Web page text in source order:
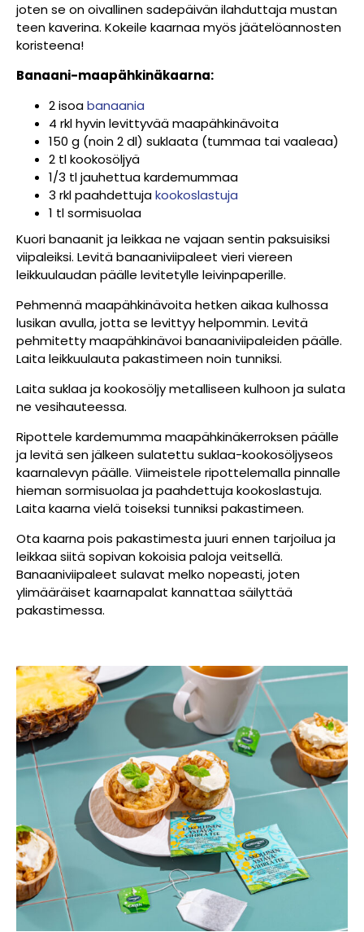
joten se on oivallinen sadepäivän ilahduttaja mustan
teen kaverina. Kokeile kaarnaa myös jäätelöannosten
koristeena!
Banaani-maapähkinäkaarna:
2 isoabanaania
4 rkl hyvin levittyvää maapähkinävoita
150 g (noin 2 dl) suklaata (tummaa tai vaaleaa)
2 tl kookosöljyä
1/3 tl jauhettua kardemummaa
3 rkl paahdettujakookoslastuja
1 tl sormisuolaa
Kuori banaanit ja leikkaa ne vajaan sentin paksuisiksi
viipaleiksi. Levitä banaaniviipaleet vieri viereen
leikkuulaudan päälle levitetylle leivinpaperille.
Pehmennä maapähkinävoita hetken aikaa kulhossa
lusikan avulla, jotta se levittyy helpommin. Levitä
pehmitetty maapähkinävoi banaaniviipaleiden päälle.
Laita leikkuulauta pakastimeen noin tunniksi.
Laita suklaa ja kookosöljy metalliseen kulhoon ja sulata
ne vesihauteessa.
Ripottele kardemumma maapähkinäkerroksen päälle
ja levitä sen jälkeen sulatettu suklaa-kookosöljyseos
kaarnalevyn päälle. Viimeistele ripottelemalla pinnalle
hieman sormisuolaa ja paahdettuja kookoslastuja.
Laita kaarna vielä toiseksi tunniksi pakastimeen.
Ota kaarna pois pakastimesta juuri ennen tarjoilua ja
leikkaa siitä sopivan kokoisia paloja veitsellä.
Banaaniviipaleet sulavat melko nopeasti, joten
ylimääräiset kaarnapalat kannattaa säilyttää
pakastimessa.